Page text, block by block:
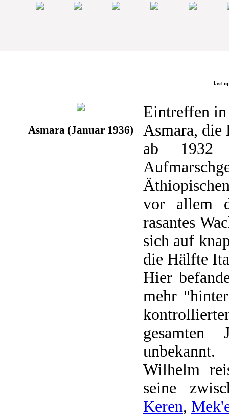
last
Asmara (Januar 1936)
Eintreffen in
Asmara, die
ab 1932
vor allem
rasantes
sich auf
die Hälfte
Hier
mehr
gesamten
unbekannt.
Wilhelm
seine
Keren,